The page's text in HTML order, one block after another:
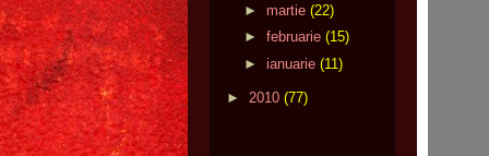
► martie (22)
► februarie (15)
► ianuarie (11)
► 2010 (77)